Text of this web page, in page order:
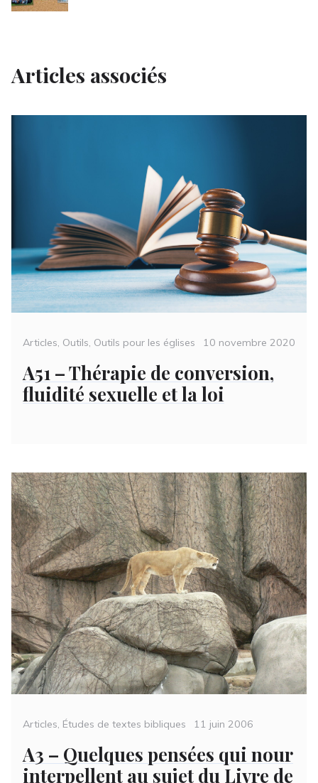
Articles associés
Categories
Articles, Outils, Outils pour les églises
Posted
10 novembre 2020
A51 – Thérapie de conversion,
fluidité sexuelle et la loi
Categories
Articles, Études de textes bibliques
Posted
11 juin 2006
A3 – Quelques pensées qui nour
interpellent au sujet du Livre de